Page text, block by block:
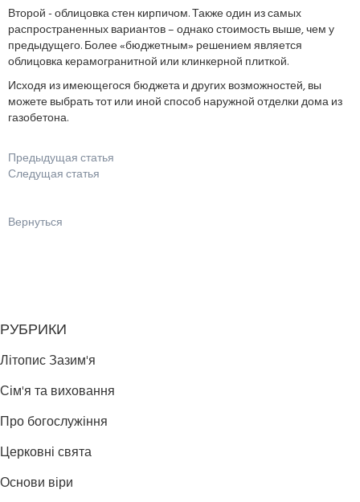
Второй - облицовка стен кирпичом. Также один из самых
распространенных вариантов – однако стоимость выше, чем у
предыдущего. Более «бюджетным» решением является
облицовка керамогранитной или клинкерной плиткой.
Исходя из имеющегося бюджета и других возможностей, вы
можете выбрать тот или иной способ наружной отделки дома из
газобетона.
Предыдущая статья
Следущая статья
Вернуться
РУБРИКИ
Літопис Зазим'я
Сім'я та виховання
Про богослужіння
Церковні свята
Основи віри